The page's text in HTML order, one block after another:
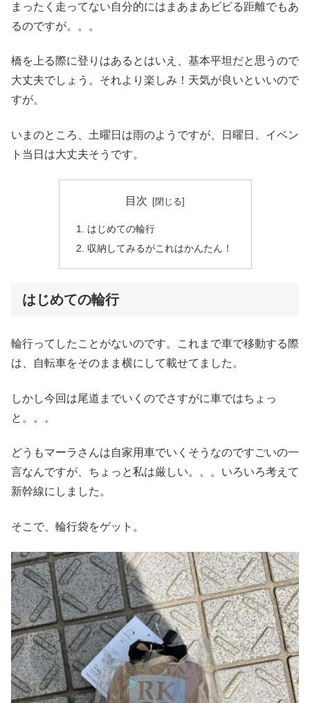
まったく走ってない自分的にはまあまあビビる距離でもあ
るのですが。。。
橋を上る際に登りはあるとはいえ、基本平坦だと思うので
大丈夫でしょう。それより楽しみ！天気が良いといいので
すが。
いまのところ、土曜日は雨のようですが、日曜日、イベン
ト当日は大丈夫そうです。
目次
はじめての輪行
収納してみるがこれはかんたん！
はじめての輪行
輪行ってしたことがないのです。これまで車で移動する際
は、自転車をそのまま横にして載せてました。
しかし今回は尾道までいくのでさすがに車ではちょっ
と。。。
どうもマーラさんは自家用車でいくそうなのですごいの一
言なんですが、ちょっと私は厳しい。。。いろいろ考えて
新幹線にしました。
そこで、輪行袋をゲット。